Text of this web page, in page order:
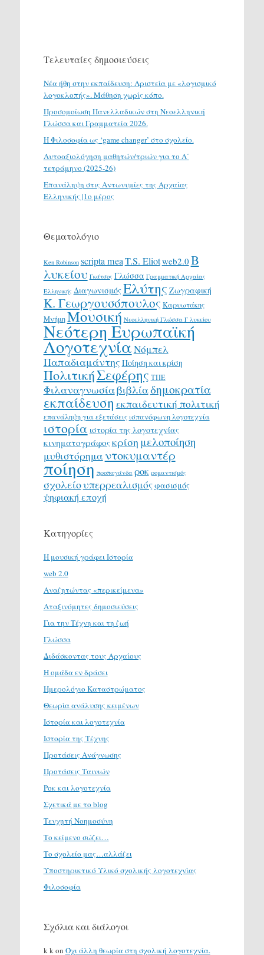
Τελευταίες δημοσιεύσεις
Νέα ήθη στην εκπαίδευση: Αριστεία με «λογισμικό
λογοκλοπής». Μάθηση χωρίς κόπο.
Προσομοίωση Πανελλαδικών στη Νεοελληνική
Γλώσσα και Γραμματεία 2026.
H Φιλοσοφία ως ‘game changer’ στο σχολείο.
Αυτοαξιολόγηση μαθητών/τριών για το Α΄
τετράμηνο (2025-26)
Επανάληψη στις Αντωνυμίες της Αρχαίας
Ελληνικής |1ο μέρος
Θεματολόγιο
Ken Robinson scripta meaT.S. Eliotweb2.0 Β
λυκείου Γκάτσος Γλώσσα Γραμματική Αρχαίας
Ελληνικής ΔιαγωνισμόςΕλύτης Ζωγραφική
Κ. Γεωργουσόπουλος Καρυωτάκης
ΜνήμηΜουσική Νεοελληνική Γλώσσα Γ λυκείου
Νεότερη Ευρωπαϊκή
ΛογοτεχνίαΝόμπελ
Παπαδιαμάντης Ποίηση και κρίση
ΠολιτικήΣεφέρης ΤΠΕ
Φιλαναγνωσίαβιβλίαδημοκρατία
εκπαίδευση εκπαιδευτική πολιτική
επανάληψη για εξετάσεις ισπανόφωνη λογοτεχνία
ιστορία ιστορία της λογοτεχνίας
κινηματογράφοςκρίση μελοποίηση
μυθιστόρημα ντοκυμαντέρ
ποίηση προπαγάνδα ροκ ρομαντισμός
σχολείουπερρεαλισμόςφασισμός
ψηφιακή εποχή
Κατηγορίες
H μουσική γράφει Ιστορία
web 2.0
Αναζητώντας «περικείμενα»
Αταξινόμητες δημοσιεύσεις
Για την Τέχνη και τη ζωή
Γλώσσα
Διδάσκοντας τους Αρχαίους
Η ομάδα εν δράσει
Ημερολόγιο Καταστρώματος
Θεωρία ανάλυσης κειμένων
Ιστορία και λογοτεχνία
Ιστορία της Τέχνης
Προτάσεις Ανάγνωσης
Προτάσεις Ταινιών
Ροκ και λογοτεχνία
Σχετικά με το blog
Τενχητή Νοημοσύνη
Το κείμενο σώζει…
Το σχολείο μας…αλλάζει
Υποστηρικτικό Υλικό σχολικής λογοτεχνίας
Φιλοσοφία
Σχόλια και διάλογοι
k k on Όχι άλλη θεωρία στη σχολική λογοτεχνία.